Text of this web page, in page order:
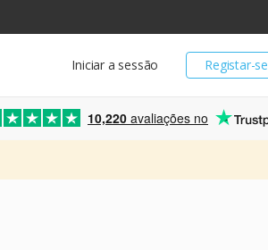
Registar-se
Iniciar a sessão
10,220 avaliações no